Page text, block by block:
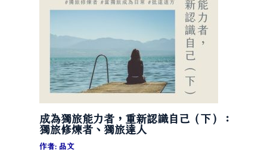
成為獨旅能力者，重新認識自己（下）：
獨旅修煉者、獨旅達人
作者: 品文